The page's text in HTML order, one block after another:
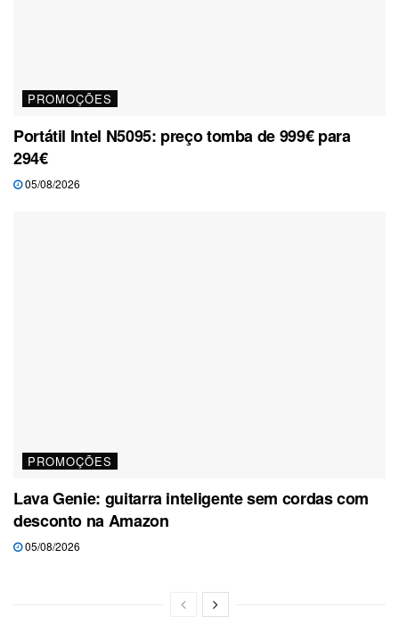
PROMOÇÕES
Portátil Intel N5095: preço tomba de 999€ para
294€
05/08/2026
PROMOÇÕES
Lava Genie: guitarra inteligente sem cordas com
desconto na Amazon
05/08/2026